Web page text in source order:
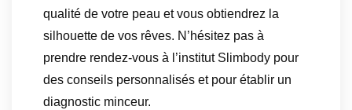
qualité de votre peau et vous obtiendrez la
silhouette de vos rêves. N’hésitez pas à
prendre rendez-vous à l’institut Slimbody pour
des conseils personnalisés et pour établir un
diagnostic minceur.